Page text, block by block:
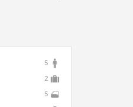
5
2
5